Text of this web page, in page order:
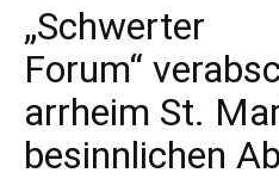
„Schwerter
Forum“
arrheim St.
besinnlichen